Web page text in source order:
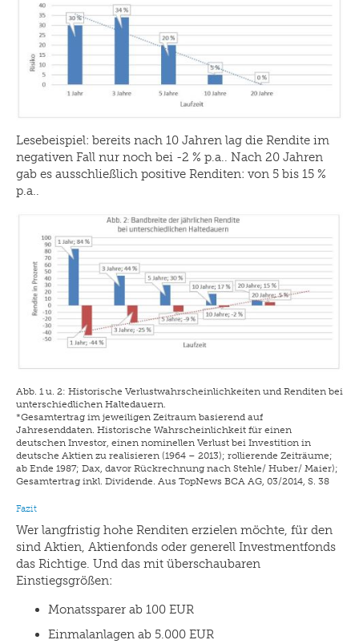
Lesebeispiel: bereits nach 10 Jahren lag die Rendite im
negativen Fall nur noch bei -2 % p.a.. Nach 20 Jahren
gab es ausschließlich positive Renditen: von 5 bis 15 %
p.a..
Abb. 1 u. 2: Historische Verlustwahrscheinlichkeiten und Renditen bei
unterschiedlichen Haltedauern.
*Gesamtertrag im jeweiligen Zeitraum basierend auf
Jahresenddaten. Historische Wahrscheinlichkeit für einen
deutschen Investor, einen nominellen Verlust bei Investition in
deutsche Aktien zu realisieren (1964 – 2013); rollierende Zeiträume;
ab Ende 1987; Dax, davor Rückrechnung nach Stehle/ Huber/ Maier);
Gesamtertrag inkl. Dividende. Aus TopNews BCA AG, 03/2014, S. 38
Fazit
Wer langfristig hohe Renditen erzielen möchte, für den
sind Aktien, Aktienfonds oder generell Investmentfonds
das Richtige. Und das mit überschaubaren
Einstiegsgrößen:
Monatssparer ab 100 EUR
Einmalanlagen ab 5.000 EUR